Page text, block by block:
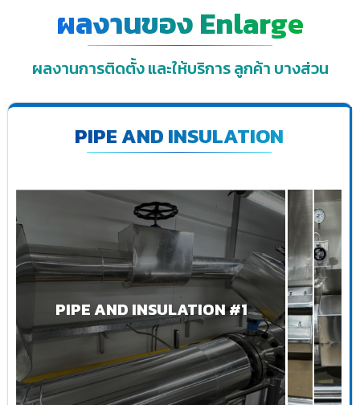
ผลงานของ Enlarge
ผลงานการติดตั้ง และให้บริการ ลูกค้า บางส่วน
PIPE AND INSULATION
PIPE AND INSULATION #1